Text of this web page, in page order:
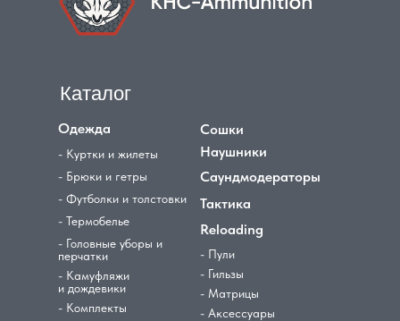
Каталог
Одежда
- Куртки и жилеты
- Брюки и гетры
- Футболки и толстовки
- Термобелье
- Головные уборы и
перчатки
- Камуфляжи
и дождевики
- Комплекты
Сошки
Наушники
Саундмодераторы
Тактика
Reloading
- Пули
- Гильзы
- Матрицы
- Аксессуары